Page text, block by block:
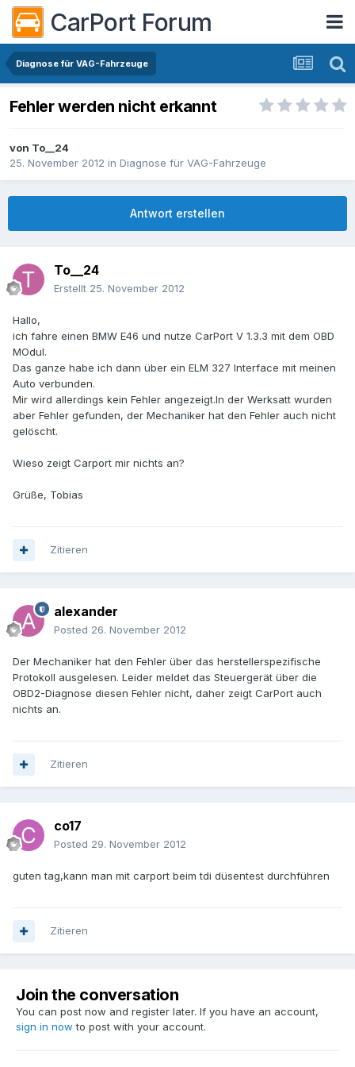
CarPort Forum
Diagnose für VAG-Fahrzeuge
Fehler werden nicht erkannt
von To__24
25. November 2012 in Diagnose für VAG-Fahrzeuge
Antwort erstellen
To__24
Erstellt 25. November 2012
Hallo,
ich fahre einen BMW E46 und nutze CarPort V 1.3.3 mit dem OBD
MOdul.
Das ganze habe ich dann über ein ELM 327 Interface mit meinen
Auto verbunden.
Mir wird allerdings kein Fehler angezeigt.In der Werksatt wurden
aber Fehler gefunden, der Mechaniker hat den Fehler auch nicht
gelöscht.
Wieso zeigt Carport mir nichts an?
Grüße, Tobias
Zitieren
alexander
Posted 26. November 2012
Der Mechaniker hat den Fehler über das herstellerspezifische
Protokoll ausgelesen. Leider meldet das Steuergerät über die
OBD2-Diagnose diesen Fehler nicht, daher zeigt CarPort auch
nichts an.
Zitieren
co17
Posted 29. November 2012
guten tag,kann man mit carport beim tdi düsentest durchführen
Zitieren
Join the conversation
You can post now and register later. If you have an account,
sign in now to post with your account.